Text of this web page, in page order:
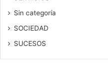
Sin categoría
SOCIEDAD
SUCESOS